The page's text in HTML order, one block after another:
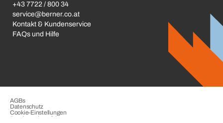
+43 7722 / 800 34
service@berner.co.at
Kontakt & Kundenservice
FAQs und Hilfe
AGBs
Datenschutz
Cookie-Einstellungen
Beschwerdeverfahren